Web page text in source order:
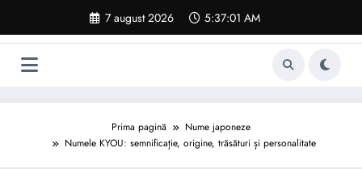
conținut
7 august 2026 5:37:02 AM
Prima pagină
Nume japoneze
Numele KYOU: semnificație, origine, trăsături și personalitate